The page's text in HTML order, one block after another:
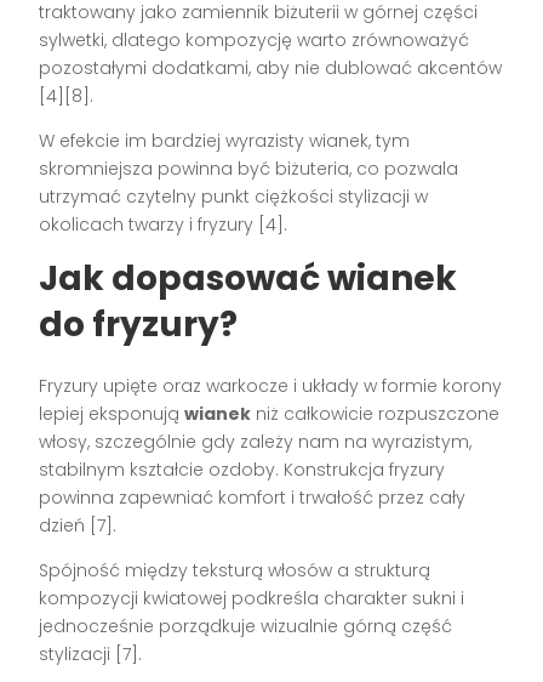
traktowany jako zamiennik biżuterii w górnej części
sylwetki, dlatego kompozycję warto zrównoważyć
pozostałymi dodatkami, aby nie dublować akcentów
[4][8].
W efekcie im bardziej wyrazisty wianek, tym
skromniejsza powinna być biżuteria, co pozwala
utrzymać czytelny punkt ciężkości stylizacji w
okolicach twarzy i fryzury [4].
Jak dopasować wianek
do fryzury?
Fryzury upięte oraz warkocze i układy w formie korony
lepiej eksponująwianek niż całkowicie rozpuszczone
włosy, szczególnie gdy zależy nam na wyrazistym,
stabilnym kształcie ozdoby. Konstrukcja fryzury
powinna zapewniać komfort i trwałość przez cały
dzień [7].
Spójność między teksturą włosów a strukturą
kompozycji kwiatowej podkreśla charakter sukni i
jednocześnie porządkuje wizualnie górną część
stylizacji [7].